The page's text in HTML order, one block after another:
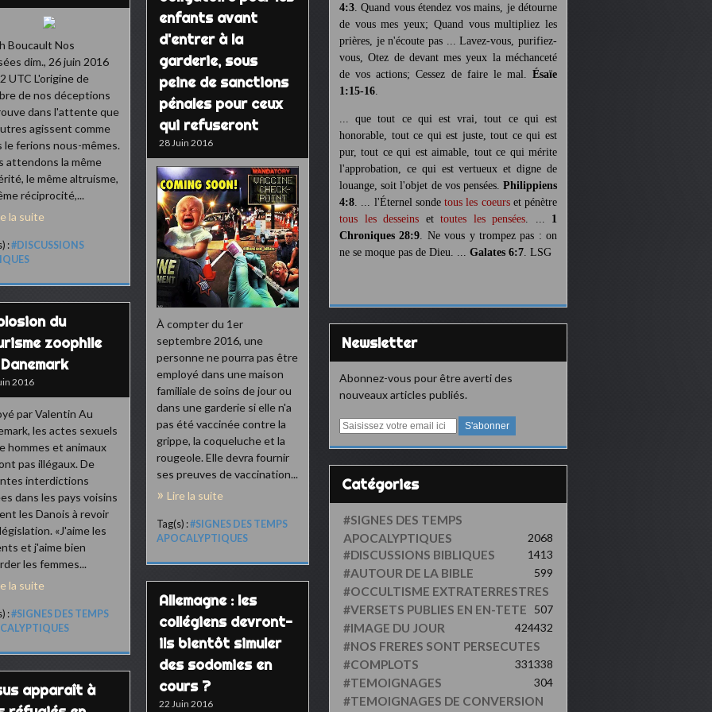
Boucault Nos
dim., 26 juin 2016
UTC L'origine de
de nos déceptions
dans l'attente que
agissent comme
le ferions nous-mêmes.
attendons la même
le même altruisme,
réciprocité,...
la suite
:#DISCUSSIONS
enfants avant
d'entrer à la
garderie, sous
peine de sanctions
pénales pour ceux
qui refuseront
28 Juin 2016
À compter du 1er
septembre 2016, une
personne ne pourra pas être
employé dans une maison
familiale de soins de jour ou
dans une garderie si elle n'a
pas été vaccinée contre la
grippe, la coqueluche et la
rougeole. Elle devra fournir
ses preuves de vaccination...
Lire la suite
Tag(s) :#SIGNES DES TEMPS
APOCALYPTIQUES
du
zoophile
2016
par Valentin Au
les actes sexuels
hommes et animaux
pas illégaux. De
interdictions
dans les pays voisins
les Danois à revoir
«J'aime les
et j'aime bien
les femmes...
la suite
:#SIGNES DES TEMPS
Allemagne : les
collégiens devront-
ils bientôt simuler
des sodomies en
cours ?
22 Juin 2016
apparaît à
4:3. Quand vous étendez vos mains, je détourne
de vous mes yeux; Quand vous multipliez les
prières, je n'écoute pas ... Lavez-vous, purifiez-
vous, Otez de devant mes yeux la méchanceté
de vos actions; Cessez de faire le mal. Ésaïe
1:15-16.
... que tout ce qui est vrai, tout ce qui est
honorable, tout ce qui est juste, tout ce qui est
pur, tout ce qui est aimable, tout ce qui mérite
l'approbation, ce qui est vertueux et digne de
louange, soit l'objet de vos pensées. Philippiens
4:8. ... l'Éternel sonde tous les coeurset pénètre
tous les desseins et toutes les pensées. ... 1
Chroniques 28:9. Ne vous y trompez pas : on
ne se moque pas de Dieu. ... Galates 6:7. LSG
Newsletter
Abonnez-vous pour être averti des
nouveaux articles publiés.
E
a
i
Catégories
#SIGNES DES TEMPS
APOCALYPTIQUES 2068
#DISCUSSIONS BIBLIQUES 1413
#AUTOUR DE LA BIBLE 599
#OCCULTISME EXTRATERRESTRES
507
#VERSETS PUBLIES EN EN-TETE
432
#IMAGE DU JOUR 424
#NOS FRERES SONT PERSECUTES
338
#COMPLOTS 331
#TEMOIGNAGES 304
#TEMOIGNAGES DE CONVERSION